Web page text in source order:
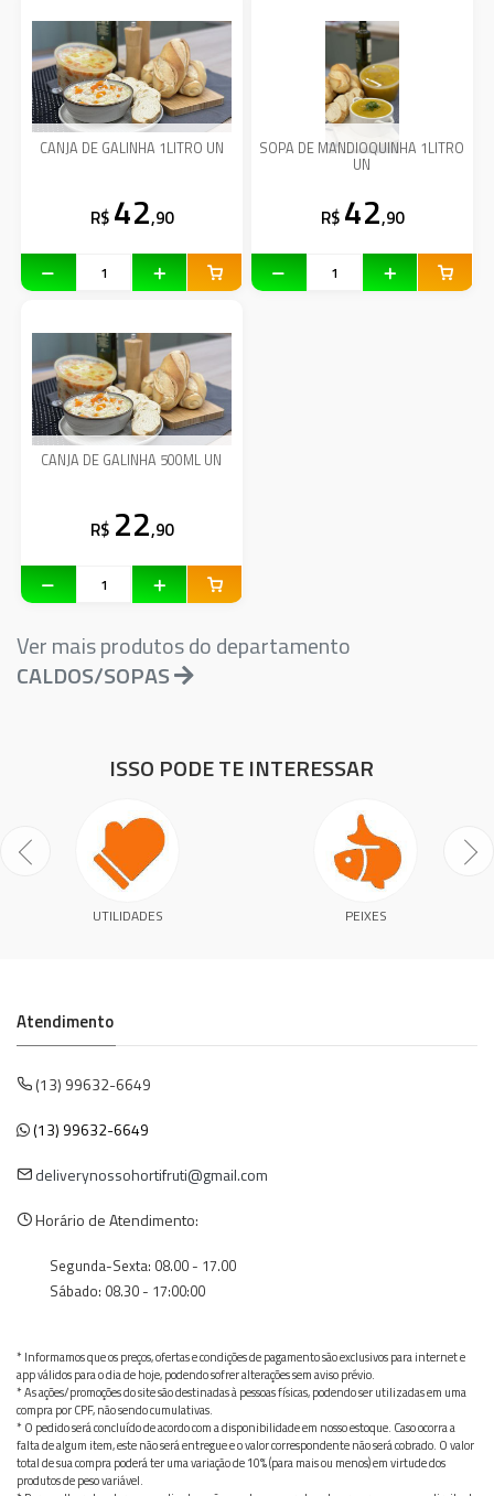
CANJA DE GALINHA 1LITRO UN
R$ 42,90
SOPA DE MANDIOQUINHA 1LITRO
UN
R$ 42,90
CANJA DE GALINHA 500ML UN
R$ 22,90
Ver mais produtos do departamento
CALDOS/SOPAS
ISSO PODE TE INTERESSAR
UTILIDADES PEIXES
Atendimento
(13) 99632-6649
(13) 99632-6649
deliverynossohortifruti@gmail.com
Horário de Atendimento:
Segunda-Sexta: 08.00 - 17.00
Sábado: 08.30 - 17:00:00
* Informamos que os preços, ofertas e condições de pagamento são exclusivos para internet e
app válidos para o dia de hoje, podendo sofrer alterações sem aviso prévio.
* As ações/promoções do site são destinadas à pessoas físicas, podendo ser utilizadas em uma
compra por CPF, não sendo cumulativas.
* O pedido será concluído de acordo com a disponibilidade em nosso estoque. Caso ocorra a
falta de algum item, este não será entregue e o valor correspondente não será cobrado. O valor
total de sua compra poderá ter uma variação de 10% (para mais ou menos) em virtude dos
produtos de peso variável.